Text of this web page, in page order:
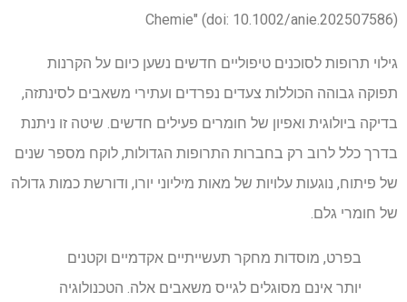
Chemie" (doi: 10.1002/anie.202507586)
גילוי תרופות לסוכנים טיפוליים חדשים נשען כיום על הקרנות
תפוקה גבוהה הכוללות צעדים נפרדים ועתירי משאבים לסינתזה,
בדיקה ביולוגית ואפיון של חומרים פעילים חדשים. שיטה זו ניתנת
בדרך כלל לרוב רק בחברות התרופות הגדולות, לוקח מספר שנים
של פיתוח, נוגעות עלויות של מאות מיליוני יורו, ודורשת כמות גדולה
של חומרי גלם.
בפרט, מוסדות מחקר תעשייתיים אקדמיים וקטנים
יותר אינם מסוגלים לגייס משאבים אלה. הטכנולוגיה